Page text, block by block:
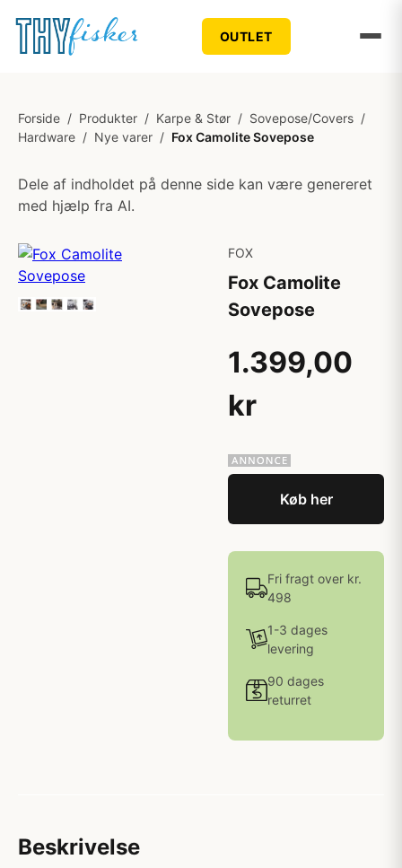
OUTLET
Forside / Produkter / Karpe & Stør / Sovepose/Covers /
Hardware / Nye varer / Fox Camolite Sovepose
Dele af indholdet på denne side kan være genereret
med hjælp fra AI.
FOX
Fox Camolite
Sovepose
1.399,00
kr
Køb her
Fri fragt over kr.
498
1-3 dages
levering
90 dages
returret
Beskrivelse